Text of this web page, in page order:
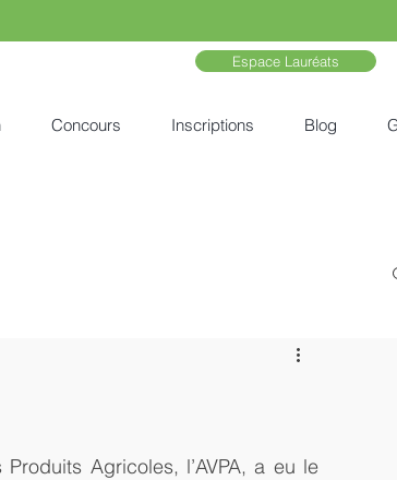
Espace Lauréats
Concours Inscriptions Blog
Agricoles, l’AVPA, a eu le